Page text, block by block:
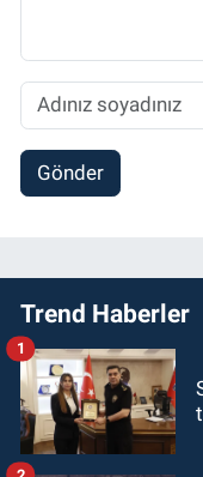
Gönder
Trend Haberler
1